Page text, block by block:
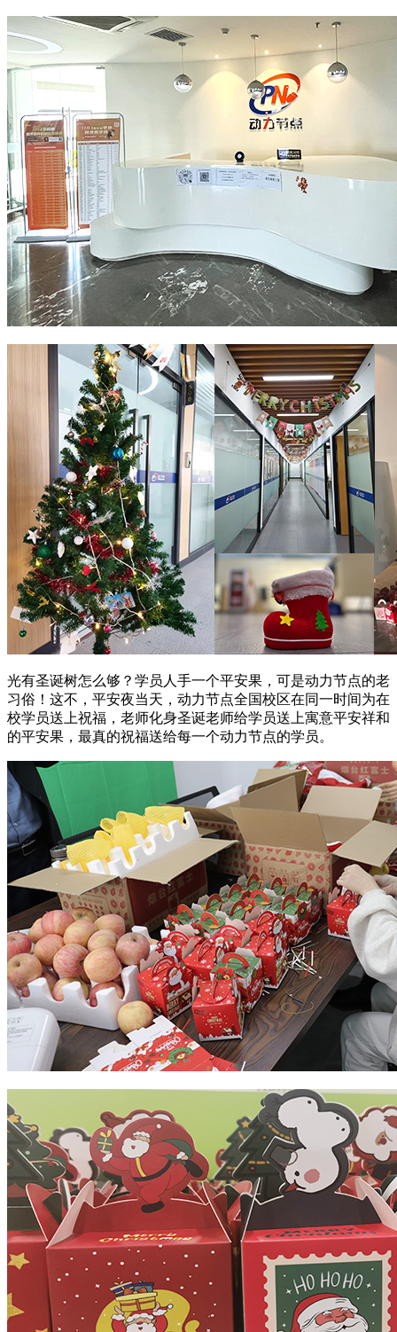
光有圣诞树怎么够？学员人手一个平安果，可是动力节点的老
习俗！这不，平安夜当天，动力节点全国校区在同一时间为在
校学员送上祝福，老师化身圣诞老师给学员送上寓意平安祥和
的平安果，最真的祝福送给每一个动力节点的学员。